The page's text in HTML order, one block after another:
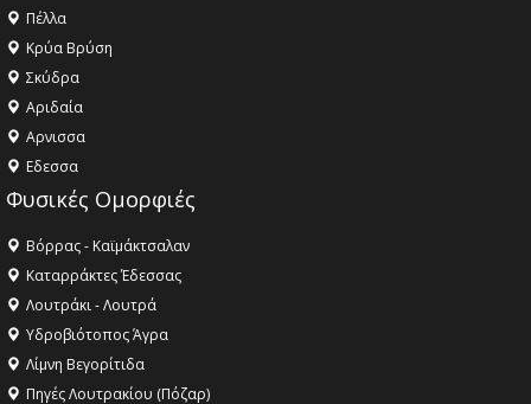
Πέλλα
Κρύα Βρύση
Σκύδρα
Αριδαία
Aρνισσα
Eδεσσα
Φυσικές Ομορφιές
Βόρρας - Καϊμάκτσαλαν
Καταρράκτες Έδεσσας
Λουτράκι - Λουτρά
Υδροβιότοπος Άγρα
Λίμνη Βεγορίτιδα
Πηγές Λουτρακίου (Πόζαρ)